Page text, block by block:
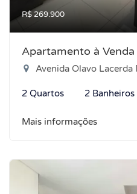
R$ 269.900
Apartamento à
Avenida Olavo Lacerda Montenegro,
2 Quartos 2 Banheiros
Mais informações